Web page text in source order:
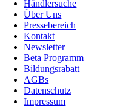
Händlersuche
Über Uns
Pressebereich
Kontakt
Newsletter
Beta Programm
Bildungsrabatt
AGBs
Datenschutz
Impressum